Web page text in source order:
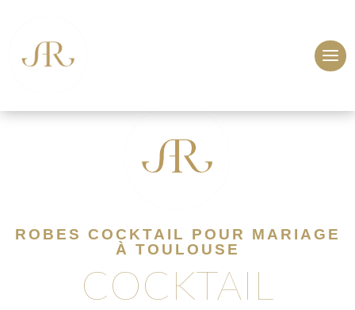
ROBES COCKTAIL POUR MARIAGE
À TOULOUSE
COCKTAIL